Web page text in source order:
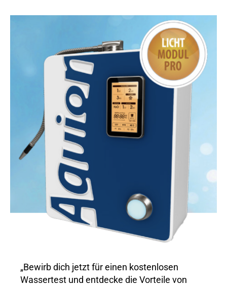
„Bewirb dich jetzt für einen kostenlosen
Wassertest und entdecke die Vorteile von